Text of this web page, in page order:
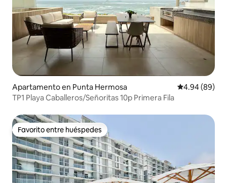
Apartamento en Punta Hermosa Calificación
4.94 (89)
TP1 Playa Caballeros/Señoritas 10p Primera Fila
Favorito entre huéspedes
Favorito entre huéspedes